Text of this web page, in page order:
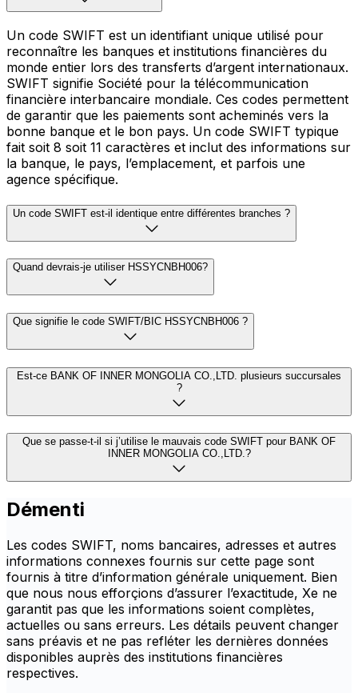
Un code SWIFT est un identifiant unique utilisé pour
reconnaître les banques et institutions financières du
monde entier lors des transferts d’argent internationaux.
SWIFT signifie Société pour la télécommunication
financière interbancaire mondiale. Ces codes permettent
de garantir que les paiements sont acheminés vers la
bonne banque et le bon pays. Un code SWIFT typique
fait soit 8 soit 11 caractères et inclut des informations sur
la banque, le pays, l’emplacement, et parfois une
agence spécifique.
Un code SWIFT est-il identique entre différentes branches ?
Quand devrais-je utiliser HSSYCNBH006?
Que signifie le code SWIFT/BIC HSSYCNBH006 ?
Est-ce BANK OF INNER MONGOLIA CO.,LTD. plusieurs succursales
?
Que se passe-t-il si j’utilise le mauvais code SWIFT pour BANK OF
INNER MONGOLIA CO.,LTD.?
Démenti
Les codes SWIFT, noms bancaires, adresses et autres
informations connexes fournis sur cette page sont
fournis à titre d’information générale uniquement. Bien
que nous nous efforçions d’assurer l’exactitude, Xe ne
garantit pas que les informations soient complètes,
actuelles ou sans erreurs. Les détails peuvent changer
sans préavis et ne pas refléter les dernières données
disponibles auprès des institutions financières
respectives.